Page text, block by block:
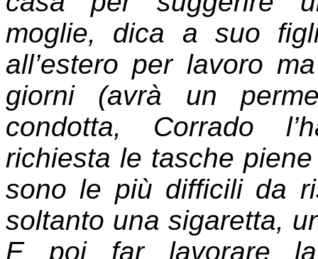
moglie, dica a suo
all’estero per lavoro
giorni (avrà un
condotta, Corrado
richiesta le tasche
sono le più difficili da
soltanto una sigaretta,
E poi far lavorare la